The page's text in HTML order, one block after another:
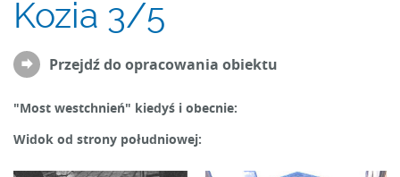
Kozia 3/5
Przejdź do opracowania obiektu
"Most westchnień" kiedyś i obecnie:
Widok od strony południowej: